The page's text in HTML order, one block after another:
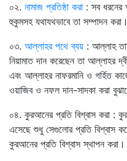
০২. নামাজ প্রতিষ্ঠা করা : সব
হুকুমসহ যথাযথভাবে তা সম্পাদন করা।
০৩. আল্লাহর পথে ব্যয় : আল্লাহ
নিয়ামাত দান করেছেন তা আল্লাহর
এবং আল্লাহর নাফরমানি ও গর্হিত
ওয়াজিব ও নফল দান-সাদকা করা
০৪. কুরআনের প্রতি বিশ্বাস করা :
এসেছে শুধু সেগুলোর প্রতি বিশ্বাস
কুরআনের প্রতি বিশ্বাস স্থাপন করা।